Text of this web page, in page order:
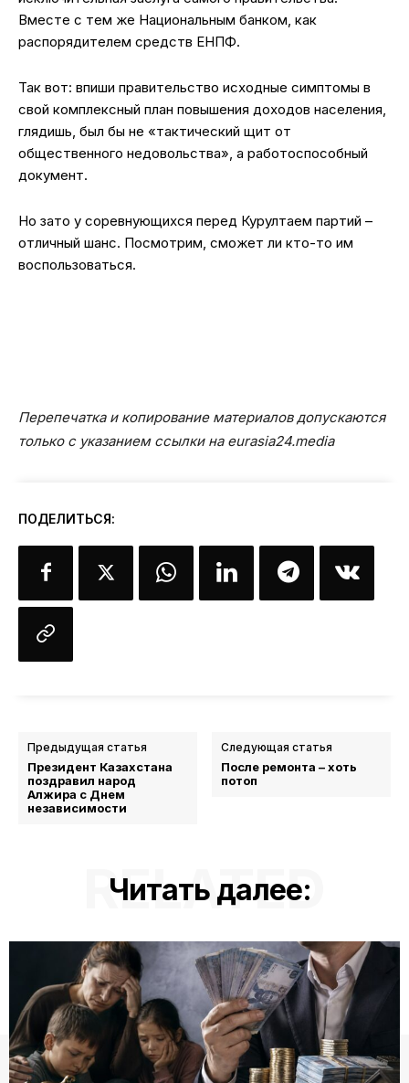
Вместе с тем же Национальным банком, как
распорядителем средств ЕНПФ.
Так вот: впиши правительство исходные симптомы в
свой комплексный план повышения доходов населения,
глядишь, был бы не «тактический щит от
общественного недовольства», а работоспособный
документ.
Но зато у соревнующихся перед Курултаем партий –
отличный шанс. Посмотрим, сможет ли кто-то им
воспользоваться.
Перепечатка и копирование материалов допускаются
только с указанием ссылки на eurasia24.media
ПОДЕЛИТЬСЯ:
Предыдущая статья
Президент Казахстана
поздравил народ
Алжира с Днем
независимости
Следующая статья
После ремонта – хоть
потоп
Читать далее:
RELATED